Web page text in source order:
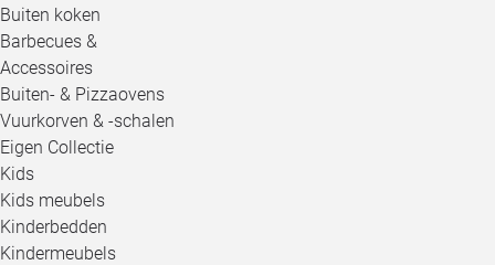
Buiten koken
Barbecues &
Accessoires
Buiten- & Pizzaovens
Vuurkorven & -schalen
Eigen Collectie
Kids
Kids meubels
Kinderbedden
Kindermeubels